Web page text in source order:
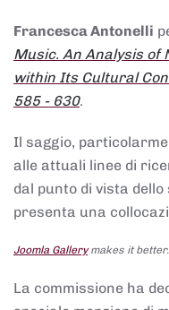
Francesca Antonelli
Music. An Analysis of
within Its Cultural
585 - 630.
Il saggio,
alle attuali linee di
dal punto di vista
presenta una
Joomla Gallerymakes it
La commissione ha